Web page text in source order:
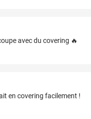
avec du covering 🔥
en covering facilement !